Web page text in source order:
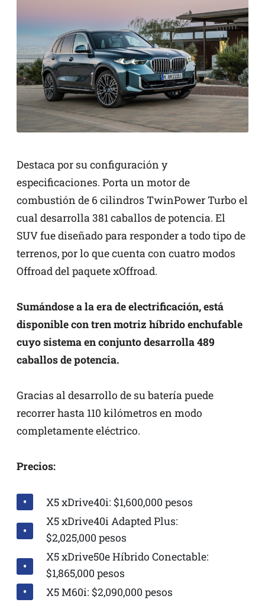
Destaca por su configuración y
especificaciones. Porta un motor de
combustión de 6 cilindros TwinPower Turbo el
cual desarrolla 381 caballos de potencia. El
SUV fue diseñado para responder a todo tipo de
terrenos, por lo que cuenta con cuatro modos
Offroad del paquete xOffroad.
Sumándose a la era de electrificación, está
disponible con tren motriz híbrido enchufable
cuyo sistema en conjunto desarrolla 489
caballos de potencia.
Gracias al desarrollo de su batería puede
recorrer hasta 110 kilómetros en modo
completamente eléctrico.
Precios:
X5 xDrive40i: $1,600,000 pesos
X5 xDrive40i Adapted Plus:
$2,025,000 pesos
X5 xDrive50e Híbrido Conectable:
$1,865,000 pesos
X5 M60i: $2,090,000 pesos